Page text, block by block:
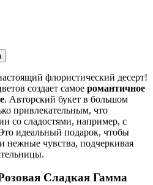
флористический десерт!
создает самое романтичное
. Авторский букет в большом
привлекательным, что
со сладостями, например, с
идеальный подарок, чтобы
нежные чувства, подчеркивая
Сладкая Гамма